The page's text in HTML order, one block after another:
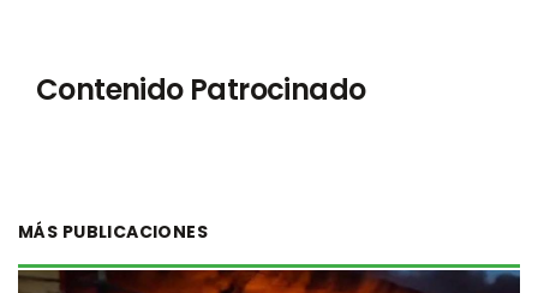
Contenido Patrocinado
MÁS PUBLICACIONES